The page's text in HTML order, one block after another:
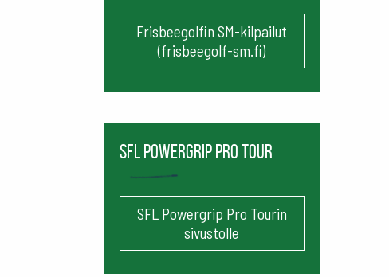
Frisbeegolfin SM-kilpailut
(frisbeegolf-sm.fi)
SFL Powergrip Pro Tour
SFL Powergrip Pro Tourin
sivustolle